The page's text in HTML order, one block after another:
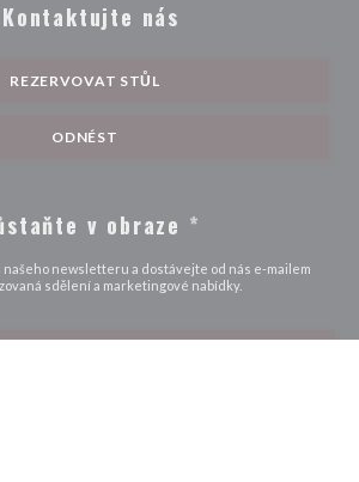
Kontaktujte nás
REZERVOVAT STŮL
ODNÉST
v obraze *
našeho newsletteru a dostávejte od nás e-mailem
sdělení a marketingové nabídky.